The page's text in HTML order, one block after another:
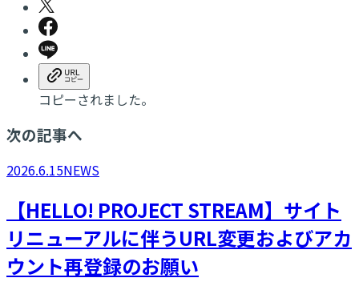
コピーされました。
次の記事へ
2026.6.15NEWS
【HELLO! PROJECT STREAM】サイト
リニューアルに伴うURL変更およびアカ
ウント再登録のお願い